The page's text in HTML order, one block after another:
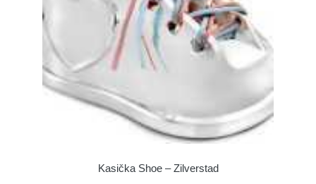
Kasička Shoe – Zilverstad